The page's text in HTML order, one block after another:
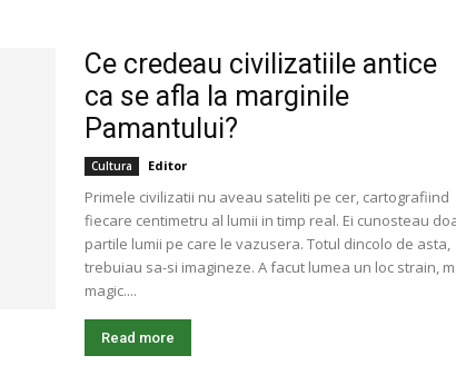
Ce credeau civilizatiile antice
ca se afla la marginile
Pamantului?
Cultura Editor
Primele civilizatii nu aveau sateliti pe cer, cartografiind
fiecare centimetru al lumii in timp real. Ei cunosteau
partile lumii pe care le vazusera. Totul dincolo de asta,
trebuiau sa-si imagineze. A facut lumea un loc strain,
magic....
Read more